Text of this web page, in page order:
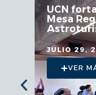
UCN
Mesa
JULIO 29,
VER